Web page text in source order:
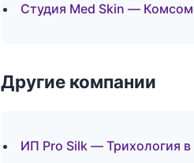
Студия Med Skin —
Другие компании
ИП Pro Silk — Трихология